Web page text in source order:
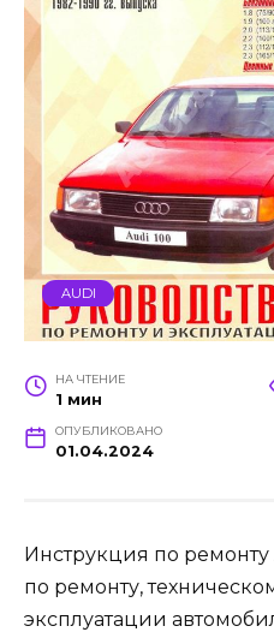
AUDI
НА ЧТЕНИЕ
1 мин
ОПУБЛИКОВАНО
01.04.2024
Инструкция по ремонту
по ремонту,
эксплуатации